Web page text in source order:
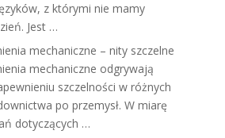
z którymi nie mamy
Jest …
mechaniczne – nity szczelne
mechaniczne odgrywają
szczelności w różnych
po przemysł. W miarę
dotyczących …